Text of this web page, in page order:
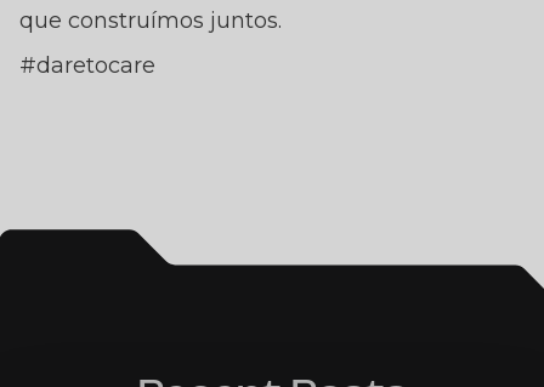
que construímos juntos.
#daretocare